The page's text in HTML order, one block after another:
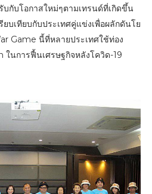
กับโอกาสใหม่ๆตามเทรนด์ที่เกิดขึ้น
บเทียบกับประเทศคู่แข่งเพื่อผลักดันโย
Game นี้ที่หลายประเทศใช้ท่อง
ในการฟื้นเศรษฐกิจหลังโควิด-19